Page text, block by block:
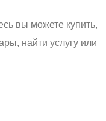
вы можете купить,
найти услугу или